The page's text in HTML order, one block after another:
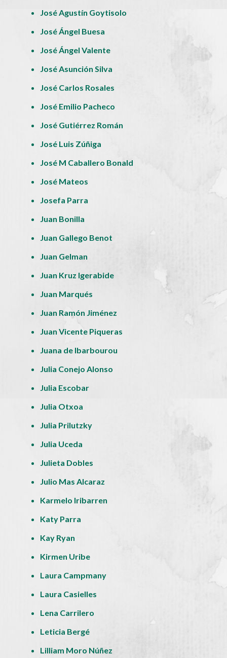
José Agustín Goytisolo
José Ángel Buesa
José Ángel Valente
José Asunción Silva
José Carlos Rosales
José Emilio Pacheco
José Gutiérrez Román
José Luis Zúñiga
José M Caballero Bonald
José Mateos
Josefa Parra
Juan Bonilla
Juan Gallego Benot
Juan Gelman
Juan Kruz Igerabide
Juan Marqués
Juan Ramón Jiménez
Juan Vicente Piqueras
Juana de Ibarbourou
Julia Conejo Alonso
Julia Escobar
Julia Otxoa
Julia Prilutzky
Julia Uceda
Julieta Dobles
Julio Mas Alcaraz
Karmelo Iribarren
Katy Parra
Kay Ryan
Kirmen Uribe
Laura Campmany
Laura Casielles
Lena Carrilero
Leticia Bergé
Lilliam Moro Núñez